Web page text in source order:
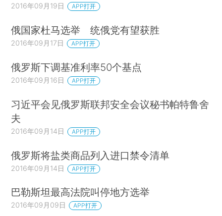
2016年09月19日 APP打开
俄国家杜马选举 统俄党有望获胜
2016年09月17日 APP打开
俄罗斯下调基准利率50个基点
2016年09月16日 APP打开
习近平会见俄罗斯联邦安全会议秘书帕特鲁舍
夫
2016年09月14日 APP打开
俄罗斯将盐类商品列入进口禁令清单
2016年09月14日 APP打开
巴勒斯坦最高法院叫停地方选举
2016年09月09日 APP打开